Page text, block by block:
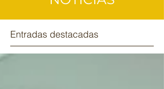
Entradas destacadas